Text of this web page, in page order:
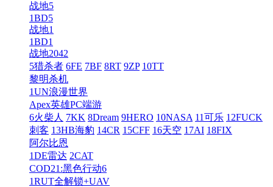
战地5
1BD5
战地1
1BD1
战地2042
5猎杀者 6FE 7BF 8RT 9ZP 10TT
黎明杀机
1UN浪漫世界
Apex英雄PC端游
6火柴人 7KK 8Dream 9HERO 10NASA 11可乐 12FUCK
刺客 13HB海豹 14CR 15CFF 16天空 17AI 18FIX
阿尔比恩
1DE雷达 2CAT
COD21:黑色行动6
1RUT全解锁+UAV